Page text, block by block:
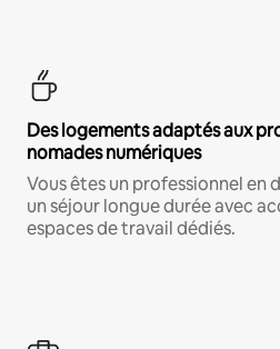
Des logements adaptés aux
nomades numériques
Vous êtes un professionnel en
un séjour longue durée avec
espaces de travail dédiés.